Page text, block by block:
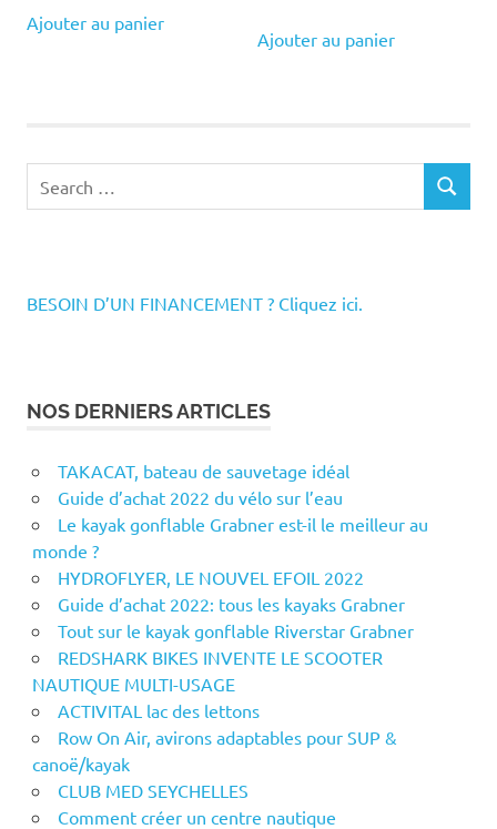
Ajouter au panier
Ajouter au panier
for:
SEARCH
BESOIN D’UN FINANCEMENT ? Cliquez ici.
NOS DERNIERS ARTICLES
TAKACAT, bateau de sauvetage idéal
Guide d’achat 2022 du vélo sur l’eau
Le kayak gonflable Grabner est-il le meilleur au
monde ?
HYDROFLYER, LE NOUVEL EFOIL 2022
Guide d’achat 2022: tous les kayaks Grabner
Tout sur le kayak gonflable Riverstar Grabner
REDSHARK BIKES INVENTE LE SCOOTER
NAUTIQUE MULTI-USAGE
ACTIVITAL lac des lettons
Row On Air, avirons adaptables pour SUP &
canoë/kayak
CLUB MED SEYCHELLES
Comment créer un centre nautique